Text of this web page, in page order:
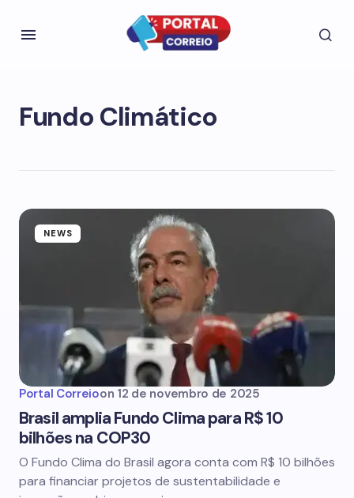
Fundo Climático
NEWS
Portal Correioon 12 de novembro de 2025
Brasil amplia Fundo Clima para R$ 10
bilhões na COP30
O Fundo Clima do Brasil agora conta com R$ 10 bilhões
para financiar projetos de sustentabilidade e